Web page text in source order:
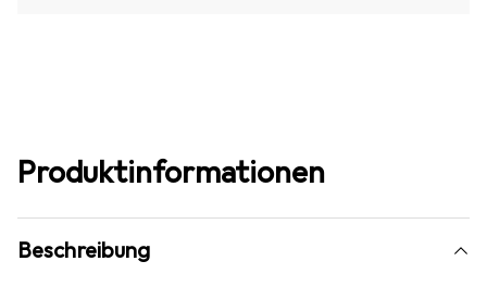
Produktinformationen
Beschreibung